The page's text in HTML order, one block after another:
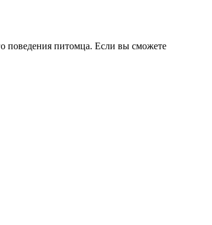
поведения питомца. Если вы сможете